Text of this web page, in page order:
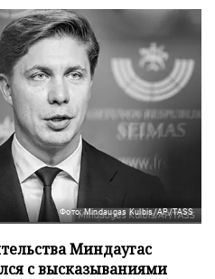
Фото: Mindaugas Kulbis/AP/TASS
Миндаугас
с высказываниями